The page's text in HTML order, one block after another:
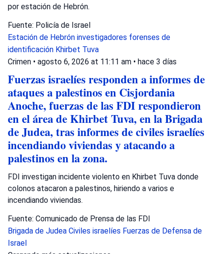
por estación de Hebrón.
Fuente: Policía de Israel
Estación de Hebrón investigadores forenses de
identificación Khirbet Tuva
Crimen • agosto 6, 2026 at 11:11 am • hace 3 días
Fuerzas israelíes responden a informes de
ataques a palestinos en Cisjordania
Anoche, fuerzas de las FDI respondieron
en el área de Khirbet Tuva, en la Brigada
de Judea, tras informes de civiles israelíes
incendiando viviendas y atacando a
palestinos en la zona.
FDI investigan incidente violento en Khirbet Tuva donde
colonos atacaron a palestinos, hiriendo a varios e
incendiando viviendas.
Fuente: Comunicado de Prensa de las FDI
Brigada de Judea Civiles israelíes Fuerzas de Defensa de
Israel